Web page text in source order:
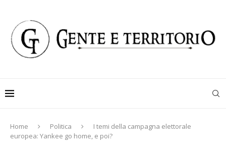
Home Politica
I temi della campagna elettorale
europea: Yankee go home, e poi?